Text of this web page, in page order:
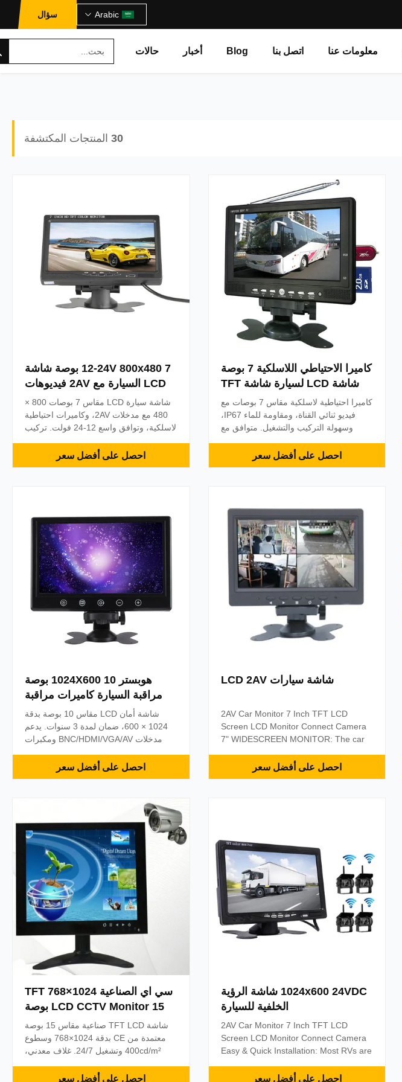
Arabic سؤال
معلومات عنا اتصل بنا Blog أخبار حالات
30 المنتجات المكتشفة
كاميرا الاحتياطي اللاسلكية 7 بوصة
شاشة LCD لسيارة شاشة TFT
شاشة LCD IP67 1024x768
كاميرا احتياطية لاسلكية مقاس 7 بوصات مع
فيديو ثنائي القناة، ومقاومة للماء IP67،
وسهولة التركيب والتشغيل. متوافق مع
يتضمن ضمانًا لمدة 12 شهرًا ودعمًا مدى
الحياة.
احصل على أفضل سعر
12-24V 800x480 7 بوصة شاشة
LCD السيارة مع 2AV فيديوهات
الشمس
شاشة سيارة LCD مقاس 7 بوصات 800 ×
480 مع مدخلات 2AV، وكاميرات احتياطية
لاسلكية، وتوافق واسع 12-24 فولت. تركيب
للماء IP67، وخيارات OEM متاحة.
احصل على أفضل سعر
شاشة سيارات LCD 2AV
2AV Car Monitor 7 Inch TFT LCD
Screen LCD Monitor Connect Camera
7" WIDESCREEN MONITOR: The car
HD 7" TFT/LCD monitor display, 16:9
widescreen ratio, 800X480 resolution,
احصل على أفضل سعر
هوبستر 1024X600 10 بوصة
مراقبة السيارة كاميرات مراقبة
فيديو DVR الاتصال شاشة مراقبة
أمن LCD
شاشة أمان LCD مقاس 10 بوصة بدقة
1024 × 600، ضمان لمدة 3 سنوات. يدعم
مدخلات BNC/HDMI/VGA/AV ومكبرات
لتطبيقات CCTV، DVR، ومراقبة المركبات.احصل على أفضل سعر
1024x600 24VDC شاشة الرؤية
الخلفية للسيارة
2AV Car Monitor 7 Inch TFT LCD
Screen LCD Monitor Connect Camera
Easy & Quick Installation: Most RVs are
sharkfin camera system, eliminating
احصل على أفضل سعر
سي اي الصناعية 1024×768 TFT
LCD CCTV Monitor 15 بوصة
24 ساعة
شاشة TFT LCD صناعية مقاس 15 بوصة
معتمدة من CE بدقة 1024×768 وسطوع
400cd/m² وتشغيل 24/7. غلاف معدني،
احصل على أفضل سعر